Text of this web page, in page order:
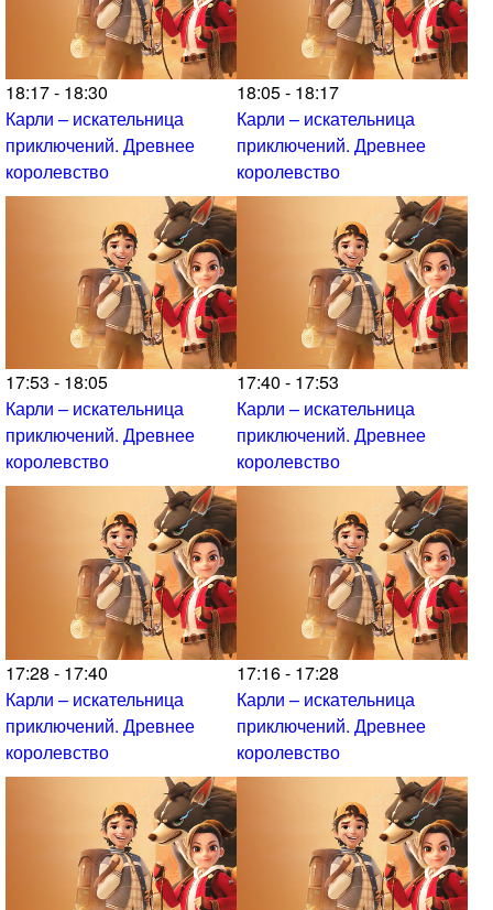
18:17 - 18:30
Карли – искательница
приключений. Древнее
королевство
18:05 - 18:17
Карли – искательница
приключений. Древнее
королевство
17:53 - 18:05
Карли – искательница
приключений. Древнее
королевство
17:40 - 17:53
Карли – искательница
приключений. Древнее
королевство
17:28 - 17:40
Карли – искательница
приключений. Древнее
королевство
17:16 - 17:28
Карли – искательница
приключений. Древнее
королевство